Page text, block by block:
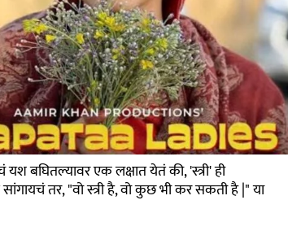
बघितल्यावर एक लक्षात येतं की, 'स्त्री' ही
तर, "वो स्त्री है, वो कुछ भी कर सकती है |" या